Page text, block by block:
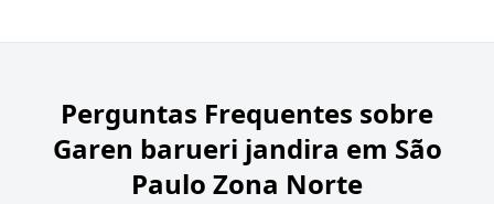
Perguntas Frequentes sobre
Garen barueri jandira em São
Paulo Zona Norte